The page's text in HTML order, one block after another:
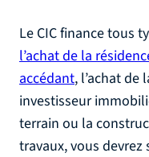
Le CIC finance tous
l’achat de la
accédant, l’achat de
investisseur
terrain ou la
travaux, vous